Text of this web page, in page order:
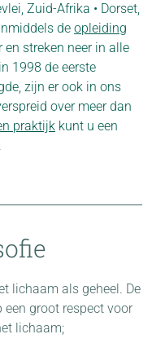
Zuid-Afrika • Dorset,
de opleiding
streken neer in alle
1998 de eerste
zijn er ook in ons
over meer dan
praktijk kunt u een
lichaam als geheel. De
groot respect voor
lichaam;